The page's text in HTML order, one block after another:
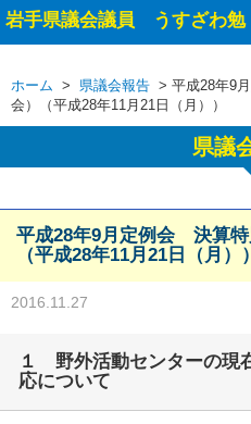
岩手県議会議員 うすざわ勉
ホーム > 県議会報告 > 平成28年9
会）（平成28年11月21日（月））
県議
平成28年9月定例会 決算特
（平成28年11月21日（月））
2016.11.27
１ 野外活動センターの現
応について